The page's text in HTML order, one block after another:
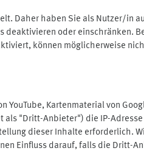
Daher haben Sie als Nutzer/in
deaktivieren oder einschränken.
können möglicherweise
Kartenmaterial von
"Dritt-Anbieter") die IP-
dieser Inhalte erforderlich.
Einfluss darauf, falls die Dritt-